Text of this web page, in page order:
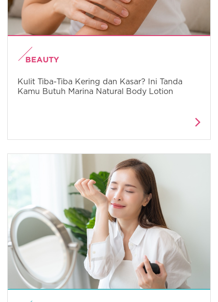
BEAUTY
Kulit Tiba-Tiba Kering dan Kasar? Ini Tanda
Kamu Butuh Marina Natural Body Lotion